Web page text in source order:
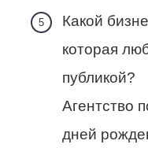
Какой
которая
публикой?
Агентство
дней